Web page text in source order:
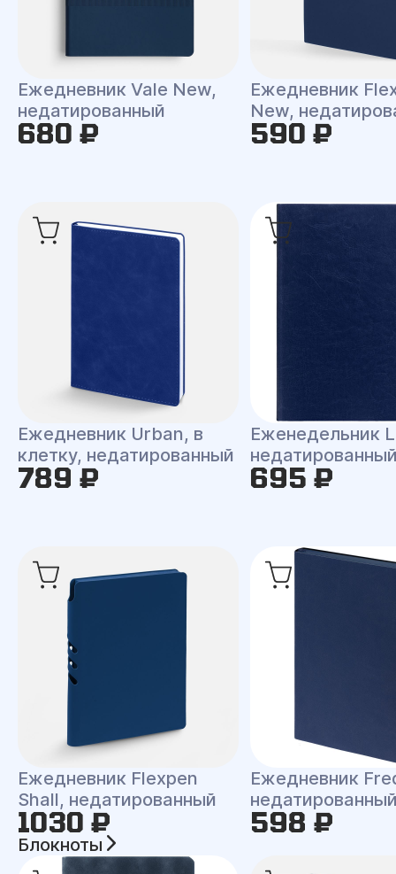
Ежедневник Vale New,
недатированный
680 ₽
Ежедневник
New,
590 ₽
Ежедневник Urban, в
клетку, недатированный
789 ₽
Еженедельник
695 ₽
Ежедневник Flexpen
Shall, недатированный
1030 ₽
Ежедневник
598 ₽
Блокноты